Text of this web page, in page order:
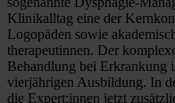
Klinikalltag eine der
Logopäden sowie
therapeutinnen. Der
Behandlung bei Erkrankung
vierjährigen Ausbildung. In
die Expert:innen jetzt